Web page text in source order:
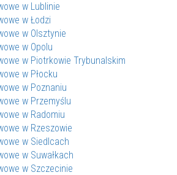
w Lublinie
w Łodzi
w Olsztynie
w Opolu
w Piotrkowie Trybunalskim
w Płocku
w Poznaniu
w Przemyślu
w Radomiu
w Rzeszowie
w Siedlcach
w Suwałkach
w Szczecinie